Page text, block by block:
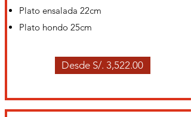
Plato ensalada 22cm
Plato hondo 25cm
Desde S/. 3,522.00